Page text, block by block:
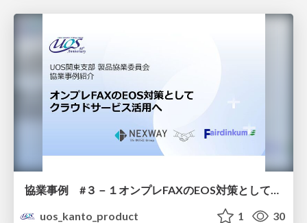
協業事例 #３－１オンプレFAXのEOS対策としてクラウドサービス活用へ 株式会社フェアディンカム
uos_kanto_product
1 30